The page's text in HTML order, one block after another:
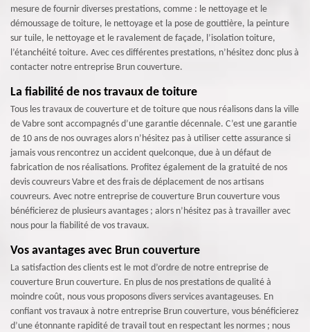
mesure de fournir diverses prestations, comme : le nettoyage et le
démoussage de toiture, le nettoyage et la pose de gouttière, la peinture
sur tuile, le nettoyage et le ravalement de façade, l’isolation toiture,
l’étanchéité toiture. Avec ces différentes prestations, n’hésitez donc plus à
contacter notre entreprise Brun couverture.
La fiabilité de nos travaux de toiture
Tous les travaux de couverture et de toiture que nous réalisons dans la ville
de Vabre sont accompagnés d’une garantie décennale. C’est une garantie
de 10 ans de nos ouvrages alors n’hésitez pas à utiliser cette assurance si
jamais vous rencontrez un accident quelconque, due à un défaut de
fabrication de nos réalisations. Profitez également de la gratuité de nos
devis couvreurs Vabre et des frais de déplacement de nos artisans
couvreurs. Avec notre entreprise de couverture Brun couverture vous
bénéficierez de plusieurs avantages ; alors n’hésitez pas à travailler avec
nous pour la fiabilité de vos travaux.
Vos avantages avec Brun couverture
La satisfaction des clients est le mot d’ordre de notre entreprise de
couverture Brun couverture. En plus de nos prestations de qualité à
moindre coût, nous vous proposons divers services avantageuses. En
confiant vos travaux à notre entreprise Brun couverture, vous bénéficierez
d’une étonnante rapidité de travail tout en respectant les normes ; nous